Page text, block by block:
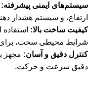
سیستم‌های ایمنی پیشرفته:
ارتفاع، و سیستم هشدار
کیفیت ساخت بالا: استفاده
شرایط محیطی سخت،
کنترل دقیق و آسان: مجهز
دقیق سرعت و حرکت.